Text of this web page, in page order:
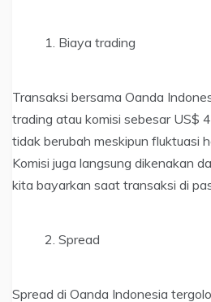
Biaya trading
Transaksi bersama Oanda
trading atau komisi sebesar US$
tidak berubah meskipun fluktuasi
Komisi juga langsung dikenakan
kita bayarkan saat transaksi di
Spread
Spread di Oanda Indonesia